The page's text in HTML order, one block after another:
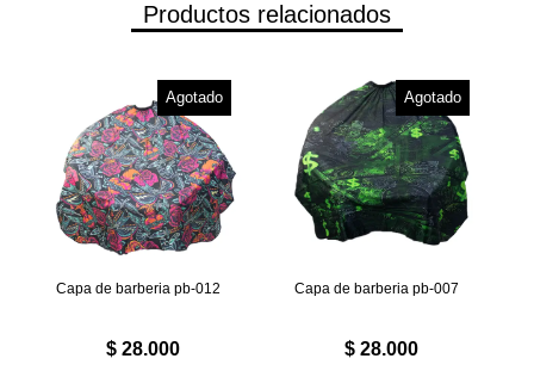
Productos relacionados
Agotado
Capa de barberia pb-012
$28.000
Agotado
Capa de barberia pb-007
$28.000